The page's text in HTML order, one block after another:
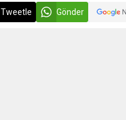
Tweetle Gönder